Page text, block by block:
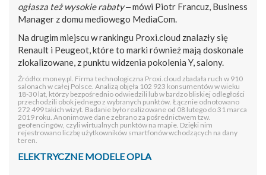
ogłasza też wysokie rabaty‒ mówi Piotr Francuz, Business
Manager z domu mediowego MediaCom.
Na drugim miejscu w rankingu Proxi.cloud znalazły się
Renault i Peugeot, które to marki również mają doskonale
zlokalizowane, z punktu widzenia pokolenia Y, salony.
Źródło: money.pl. Firma technologiczna Proxi.cloud zbadała ruch w 910
salonach w całej Polsce. Analizą objęła 102 923 konsumentów w wieku
18-30 lat, którzy bezpośrednio odwiedzili lub w bardzo bliskiej odległości
przechodzili obok jednego z wybranych punktów. Łącznie odnotowano
272 499 takich wizyt. Badanie było realizowane od 08 lutego do 31 marca
2019 roku. Anonimowe dane zebrano za pośrednictwem tzw.
geofencingów, czyli wirtualnych punktów na mapie. Dzięki nim
rejestrowano liczbę użytkowników smartfonów wchodzących na dany
teren.
ELEKTRYCZNE MODELE OPLA